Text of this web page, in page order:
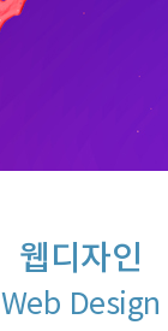
웹디자인
Web Design